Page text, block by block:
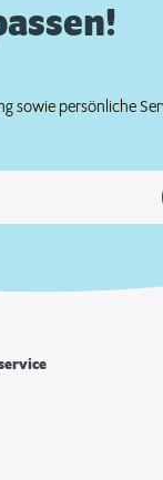
sowie persönliche